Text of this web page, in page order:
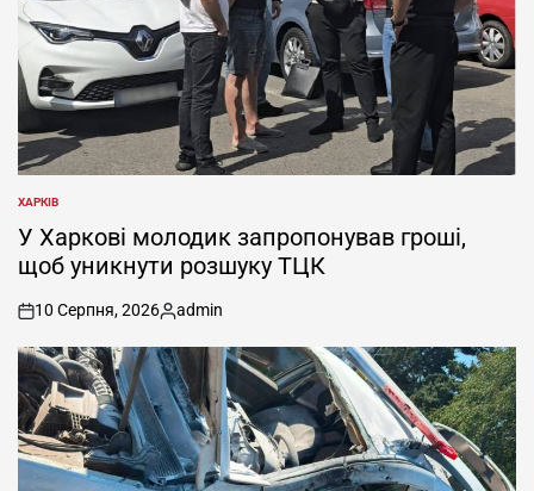
ОПУБЛІКУВАТИ
У
ХАРКІВ
У Харкові молодик запропонував гроші,
щоб уникнути розшуку ТЦК
on
10 Серпня, 2026
Опубліковано
admin